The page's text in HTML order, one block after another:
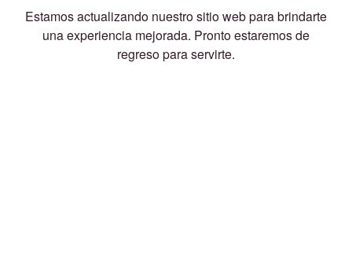
Estamos actualizando nuestro sitio web para brindarte
una experiencia mejorada. Pronto estaremos de
regreso para servirte.